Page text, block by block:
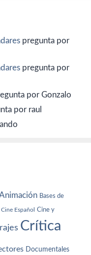
pregunta por
pregunta por
por Gonzalo
por raul
Bases de
Cine Español Cine y
Crítica
Documentales